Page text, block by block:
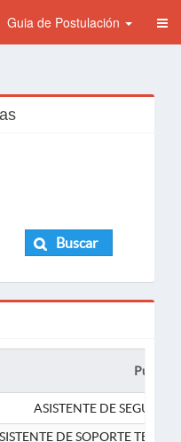
Guia de Postulación
Buscar
Puesto
ASISTENTE DE
DE SOPORTE